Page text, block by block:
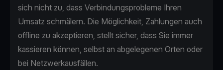
sich nicht zu, dass Verbindungsprobleme Ihren
Umsatz schmälern. Die Möglichkeit, Zahlungen auch
offline zu akzeptieren, stellt sicher, dass Sie immer
kassieren können, selbst an abgelegenen Orten oder
bei Netzwerkausfällen.